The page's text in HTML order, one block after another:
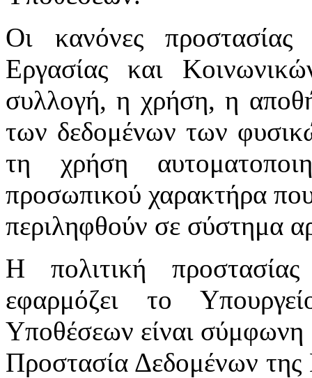
Οι κανόνες
Εργασίας και
συλλογή, η χρήση, η
των δεδομένων των
τη χρήση
προσωπικού χαρακτήρα
περιληφθούν σε σύστημα
Η πολιτική
εφαρμόζει το
Υποθέσεων είναι σύμφωνη
Προστασία Δεδομένων